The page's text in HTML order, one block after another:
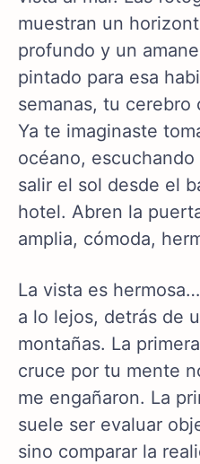
muestran un
profundo y un
pintado para esa
semanas, tu cerebro
Ya te imaginaste
océano,
salir el sol desde el
hotel. Abren la
amplia, cómoda,
La vista es
a lo lejos, detrás de
montañas. La
cruce por tu mente
me engañaron. La
suele ser evaluar
sino comparar la